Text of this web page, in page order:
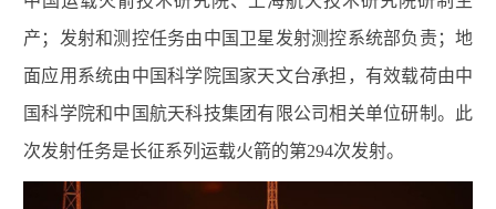
产；发射和测控任务由中国卫星发射测控系统部负责；地
面应用系统由中国科学院国家天文台承担，有效载荷由中
国科学院和中国航天科技集团有限公司相关单位研制。此
次发射任务是长征系列运载火箭的第294次发射。